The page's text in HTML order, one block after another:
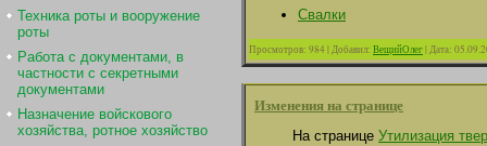
Техника роты и вооружение
роты
Работа с документами, в
частности с секретными
документами
Назначение войскового
хозяйства, ротное хозяйство
Свалки
Просмотров: 984|Добавил: ВещийОлег|Дата:
Изменения на странице
На странице Утилизация